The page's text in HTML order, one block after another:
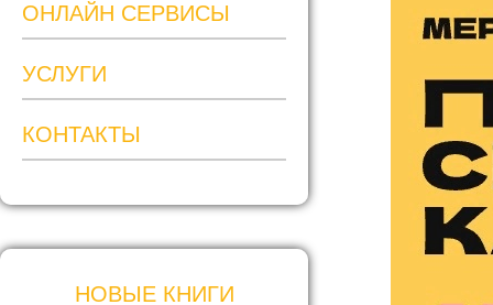
ОНЛАЙН СЕРВИСЫ
УСЛУГИ
КОНТАКТЫ
НОВЫЕ КНИГИ